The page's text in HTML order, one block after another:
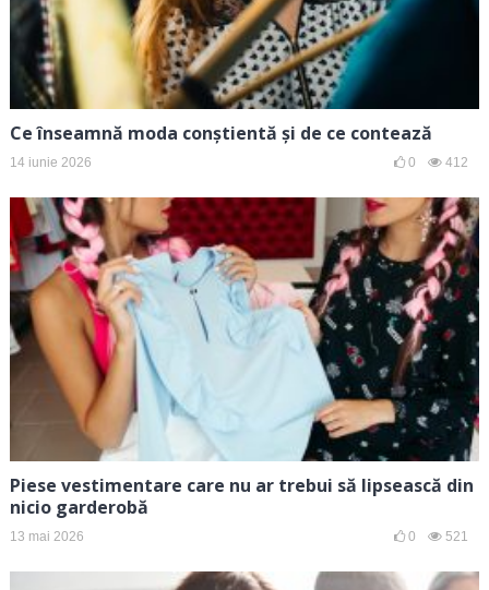
Ce înseamnă moda conștientă și de ce contează
14 iunie 2026 0 412
Piese vestimentare care nu ar trebui să lipsească din
nicio garderobă
13 mai 2026 0 521